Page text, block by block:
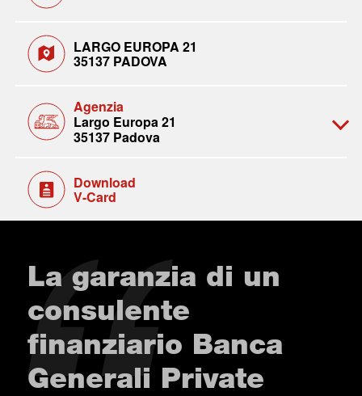
LARGO EUROPA 21
35137 PADOVA
Agenzia
Largo Europa 21
35137 Padova
Download
V-Card
La garanzia di un
consulente
finanziario Banca
Generali Private